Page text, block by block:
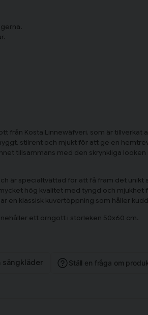
från Kosta Linnewäfveri, som är tillverkat
stilrent och mjukt för att ge en
tillsammans med den skrynkliga looken
är specialtvättad för att få fram det unikt
hög kvalitet med tyngd och mjukhet
en klassisk kuvertöppning som håller
ett örngott i storleken 50x60 cm.
sängkläder Ställ en fråga om